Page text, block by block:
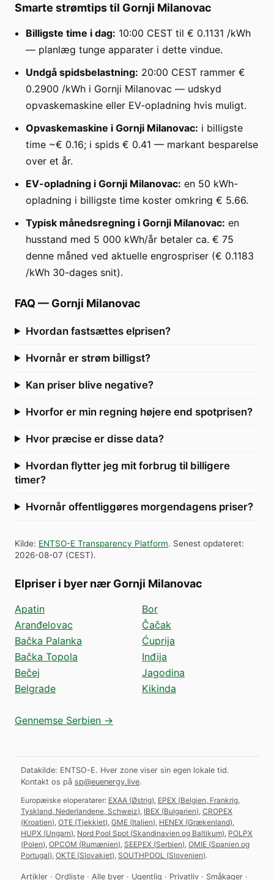
Smarte strømtips til Gornji Milanovac
Billigste time i dag: 10:00 CEST til € 0.1131 /kWh
— planlæg tunge apparater i dette vindue.
Undgå spidsbelastning: 20:00 CEST rammer €
0.2900 /kWh i Gornji Milanovac — udskyd
opvaskemaskine eller EV-opladning hvis muligt.
Opvaskemaskine i Gornji Milanovac: i billigste
time ~€ 0.16; i spids € 0.41 — markant besparelse
over et år.
EV-opladning i Gornji Milanovac: en 50 kWh-
opladning i billigste time koster omkring € 5.66.
Typisk månedsregning i Gornji Milanovac: en
husstand med 5 000 kWh/år betaler ca. € 75
denne måned ved aktuelle engrospriser (€ 0.1183
/kWh 30-dages snit).
FAQ — Gornji Milanovac
Hvordan fastsættes elprisen?
Hvornår er strøm billigst?
Kan priser blive negative?
Hvorfor er min regning højere end spotprisen?
Hvor præcise er disse data?
Hvordan flytter jeg mit forbrug til billigere
timer?
Hvornår offentliggøres morgendagens priser?
Kilde: ENTSO-E Transparency Platform. Senest opdateret:
2026-08-07 (CEST).
Elpriser i byer nær Gornji Milanovac
Apatin
Aranđelovac
Bačka Palanka
Bačka Topola
Bečej
Belgrade
Bor
Čačak
Ćuprija
Inđija
Jagodina
Kikinda
Gennemse Serbien →
Datakilde: ENTSO-E. Hver zone viser sin egen lokale tid.
Kontakt os på sp@euenergy.live.
Europæiske eloperatører: EXAA (Østrig) EPEX (Belgien, Frankrig,
Tyskland, Nederlandene, Schweiz) IBEX (Bulgarien) CROPEX
(Kroatien) OTE (Tjekkiet) GME (Italien) HENEX (Grækenland)
HUPX (Ungarn) Nord Pool Spot (Skandinavien og Baltikum) POLPX
(Polen) OPCOM (Rumænien) SEEPEX (Serbien) OMIE (Spanien og
Portugal) OKTE (Slovakiet) SOUTHPOOL (Slovenien).
Artikler · Ordliste · Alle byer · Ugentlig · Privatliv · Småkager ·